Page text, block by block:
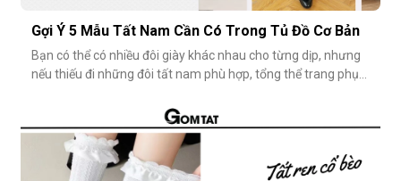
Gợi Ý 5 Mẫu Tất Nam Cần Có Trong Tủ Đồ Cơ Bản
Bạn có thể có nhiều đôi giày khác nhau cho từng dịp, nhưng
nếu thiếu đi những đôi tất nam phù hợp, tổng thể trang phục
nhỏ nhặt, nhưng lại góp phần định hình phong cách, nâng
tầm sự chỉn chu và thể hiện gu thẩm mỹ cá nhân một cách
rõ rệt. Dưới đâ